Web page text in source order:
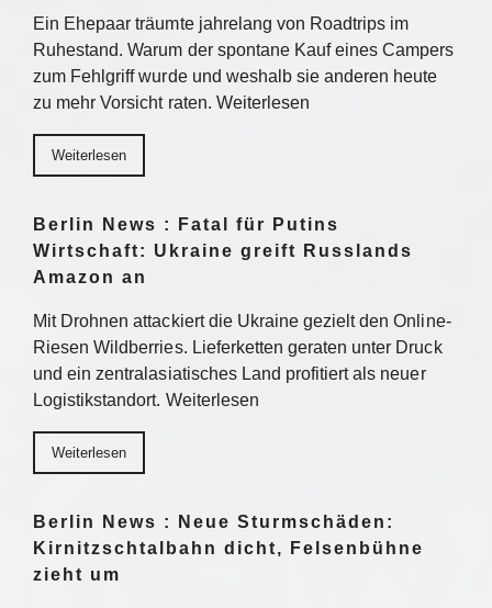
Ein Ehepaar träumte jahrelang von Roadtrips im
Ruhestand. Warum der spontane Kauf eines Campers
zum Fehlgriff wurde und weshalb sie anderen heute
zu mehr Vorsicht raten. Weiterlesen
Weiterlesen
Berlin News : Fatal für Putins
Wirtschaft: Ukraine greift Russlands
Amazon an
Mit Drohnen attackiert die Ukraine gezielt den Online-
Riesen Wildberries. Lieferketten geraten unter Druck
und ein zentralasiatisches Land profitiert als neuer
Logistikstandort. Weiterlesen
Weiterlesen
Berlin News : Neue Sturmschäden:
Kirnitzschtalbahn dicht, Felsenbühne
zieht um